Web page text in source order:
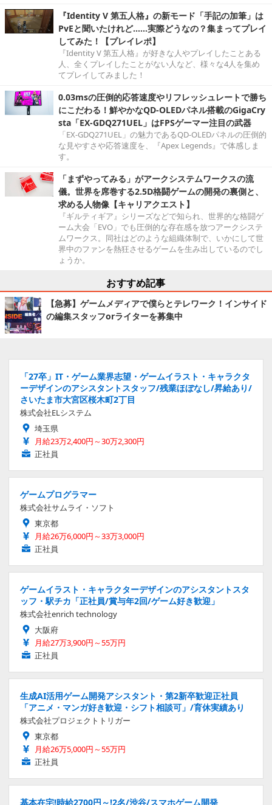
『Identity V 第五人格』の新モード「手記の加筆」は
PvEと聞いたけれど……実際どうなの？集まってプレイ
してみた！【プレイレポ】
『Identity V 第五人格』が好きな人やプレイしたことある
人、全くプレイしたことがない人など、様々な4人を集め
てプレイしてみました！
0.03msの圧倒的応答速度やリフレッシュレートで勝ち
にこだわる！鮮やかなQD-OLEDパネル搭載のGigaCry
sta「EX-GDQ271UEL」はFPSゲーマー注目の武器
「EX-GDQ271UEL」の魅力であるQD-OLEDパネルの圧倒的
な見やすさや応答速度を、『Apex Legends』で体感しま
す。
「まずやってみる」がアークシステムワークスの流
儀。世界を席巻する2.5D格闘ゲームの開発の裏側と、
求める人物像【キャリアクエスト】
『ギルティギア』シリーズなどで知られ、世界的な格闘ゲ
ーム大会「EVO」でも圧倒的な存在感を放つアークシステ
ムワークス。同社はどのような組織体制で、いかにして世
界中のファンを熱狂させるゲームを生み出しているのでし
ょうか。
おすすめ記事
【急募】ゲームメディアで僕らとテレワーク！インサイド
の編集スタッフorライターを募集中
「27卒」IT・ゲーム業界志望・ゲームイラスト・キャラクタ
ーデザインのアシスタントスタッフ/残業ほぼなし/昇給あり/
さいたま市大宮区桜木町2丁目
株式会社ELシステム
埼玉県
月給23万2,400円～30万2,300円
正社員
ゲームプログラマー
株式会社サムライ・ソフト
東京都
月給26万6,000円～33万3,000円
正社員
ゲームイラスト・キャラクターデザインのアシスタントスタ
ッフ・駅チカ「正社員/賞与年2回/ゲーム好き歓迎」
株式会社enrich technology
大阪府
月給27万3,900円～55万円
正社員
生成AI活用ゲーム開発アシスタント・第2新卒歓迎正社員
「アニメ・マンガ好き歓迎・シフト相談可」/育休実績あり
株式会社プロジェクトトリガー
東京都
月給26万5,000円～55万円
正社員
基本在宅!時給2700円～!2名/渋谷/スマホゲーム開発